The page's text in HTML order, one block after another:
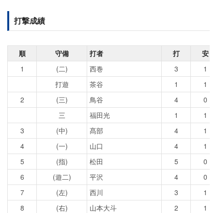
打撃成績
順 守備 打者 打
安
1
(二) 西巻 3
1
打遊
茶谷 1
1
2
(三) 鳥谷 4
0
三
福田光 1
1
3
(中) 髙部 4
1
4
(一) 山口 4
1
5
(指) 松田 5
0
6
(遊二) 平沢 4
0
7
(左) 西川 3
1
8
(右) 山本大斗 2
1